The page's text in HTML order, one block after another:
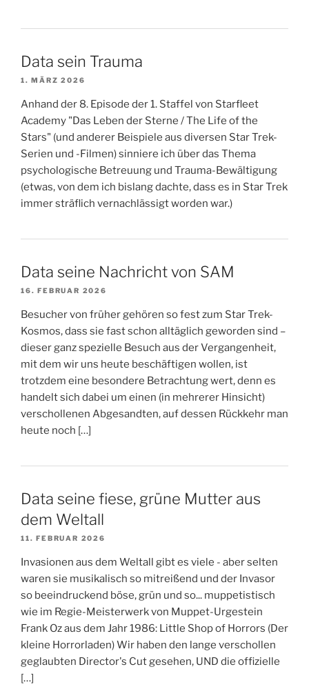
Data sein Trauma
1. MÄRZ 2026
Anhand der 8. Episode der 1. Staffel von Starfleet
Academy "Das Leben der Sterne / The Life of the
Stars" (und anderer Beispiele aus diversen Star Trek-
Serien und -Filmen) sinniere ich über das Thema
psychologische Betreuung und Trauma-Bewältigung
(etwas, von dem ich bislang dachte, dass es in Star Trek
immer sträflich vernachlässigt worden war.)
Data seine Nachricht von SAM
16. FEBRUAR 2026
Besucher von früher gehören so fest zum Star Trek-
Kosmos, dass sie fast schon alltäglich geworden sind –
dieser ganz spezielle Besuch aus der Vergangenheit,
mit dem wir uns heute beschäftigen wollen, ist
trotzdem eine besondere Betrachtung wert, denn es
handelt sich dabei um einen (in mehrerer Hinsicht)
verschollenen Abgesandten, auf dessen Rückkehr man
heute noch […]
Data seine fiese, grüne Mutter aus
dem Weltall
11. FEBRUAR 2026
Invasionen aus dem Weltall gibt es viele - aber selten
waren sie musikalisch so mitreißend und der Invasor
so beeindruckend böse, grün und so... muppetistisch
wie im Regie-Meisterwerk von Muppet-Urgestein
Frank Oz aus dem Jahr 1986: Little Shop of Horrors (Der
kleine Horrorladen) Wir haben den lange verschollen
geglaubten Director's Cut gesehen, UND die offizielle
[…]